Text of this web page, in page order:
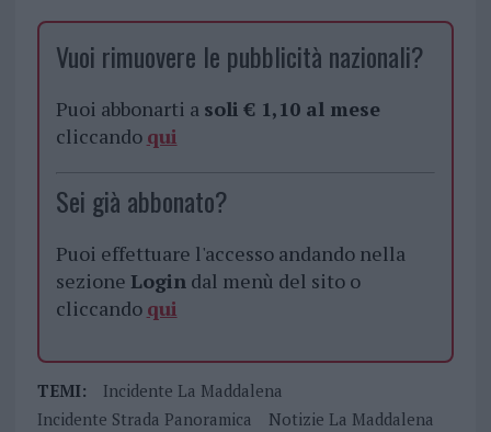
Vuoi rimuovere le pubblicità nazionali?
Puoi abbonarti a soli € 1,10 al mese
cliccando qui
Sei già abbonato?
Puoi effettuare l'accesso andando nella
sezione Logindal menù del sito o
cliccando qui
TEMI:
Incidente La Maddalena
Incidente Strada Panoramica
Notizie La Maddalena